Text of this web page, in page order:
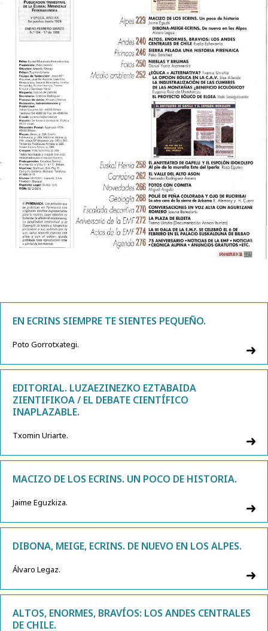
EN ECRINS SIEMPRE TE SIENTES PEQUEÑO.
Poto Gorrotxategi.
EDITORIAL. LUZAEZINEZKO EZTABAIDA
ZIENTIFIKOA / EL DEBATE CIENTÍFICO
INAPLAZABLE.
Txomin Uriarte.
MACIZO DE LOS ECRINS. UN POCO DE HISTORIA.
Jaime Eguzkiza.
DIBONA, MEIGE, ECRINS. DE NUEVO EN LOS ALPES.
Álvaro Legaz.
ALTOS, ENORMES, BRAVÍOS: LOS ANDES CENTRALES
DE CHILE.